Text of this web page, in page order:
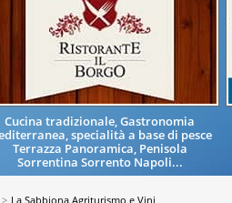
Cucina tradizionale, Gastronomia
specialità a base di pesce
Terrazza Panoramica, Penisola
Sorrentina Sorrento Napoli...
La Sabbiona Agriturismo e Vini